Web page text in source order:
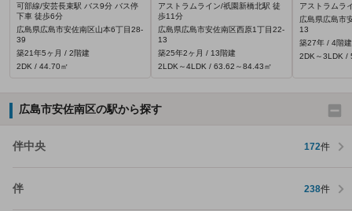
可部線/安芸長束駅 バス9分 バス停
下車 徒歩6分
広島県広島市安佐南区山本6丁目28-
39
築21年5ヶ月 / 2階建
2DK / 44.70㎡
アストラムライン/祇園新橋北駅 徒
歩11分
広島県広島市安佐南区西原1丁目22-
13
築25年2ヶ月 / 13階建
2LDK～4LDK / 63.62～84.43㎡
アストラムラ
広島県広島市
13
築27年 / 4階建
2DK～3LDK /
広島市安佐南区の駅から探す
伴中央 172件
伴 238件